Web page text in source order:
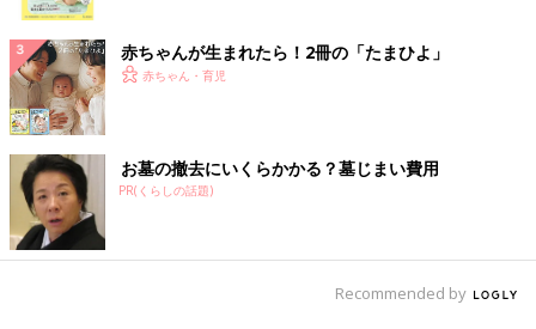
つわり、頭痛、不眠などのマイナートラブルに見舞われながらも
なんとか妊娠9カ月になったある朝の6:00頃。トイレに行った
時、お股から尿のようなものが止まらなくなってしまいました。
院に来てください」とのこと。急いで夫を起こし病院につれて行
赤ちゃんが生まれたら！2冊の「たまひよ」
赤ちゃん・育児
お墓の撤去にいくらかかる？墓じまい費用
PR(くらしの話題)
Recommended by